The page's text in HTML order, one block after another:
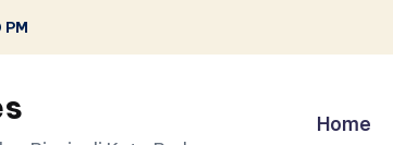
Home